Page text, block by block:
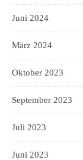
Juni 2024
März 2024
Oktober 2023
September 2023
Juli 2023
Juni 2023